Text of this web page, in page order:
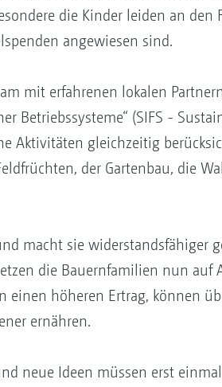
die Kinder leiden an den
angewiesen sind.
mit erfahrenen lokalen
Betriebssysteme“ (SIFS -
Aktivitäten gleichzeitig
der Gartenbau, die
macht sie widerstandsfähiger
die Bauernfamilien nun auf
einen höheren Ertrag, können
ernähren.
neue Ideen müssen erst